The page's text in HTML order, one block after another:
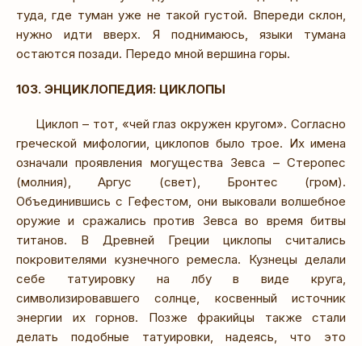
туда, где туман уже не такой густой. Впереди склон,
нужно идти вверх. Я поднимаюсь, языки тумана
остаются позади. Передо мной вершина горы.
103. ЭНЦИКЛОПЕДИЯ: ЦИКЛОПЫ
Циклоп – тот, «чей глаз окружен кругом». Согласно
греческой мифологии, циклопов было трое. Их имена
означали проявления могущества Зевса – Стеропес
(молния), Аргус (свет), Бронтес (гром).
Объединившись с Гефестом, они выковали волшебное
оружие и сражались против Зевса во время битвы
титанов. В Древней Греции циклопы считались
покровителями кузнечного ремесла. Кузнецы делали
себе татуировку на лбу в виде круга,
символизировавшего солнце, косвенный источник
энергии их горнов. Позже фракийцы также стали
делать подобные татуировки, надеясь, что это